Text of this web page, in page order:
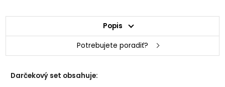
Popis
Potrebujete poradiť?
Darčekový set obsahuje: